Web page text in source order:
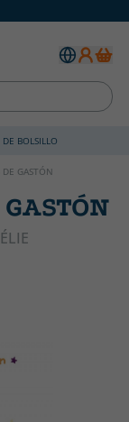
DE BOLSILLO
GASTÓN